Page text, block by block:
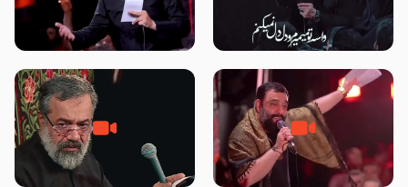
مصداق کربلا – حاج حسین سیب
سرخی
شور ، حسینا! به‌ حق زهرا «أُنْظُرْ
إِلَینا» – عزاداری شب هفتم ماه
جانا جانا ابی عبدالله – کربلایی جواد
مقدم – شب هشتم محرم 1448 –
مادر منم مثل تو خمیدم – حاج
محمود کریمی – شهادت حضرت